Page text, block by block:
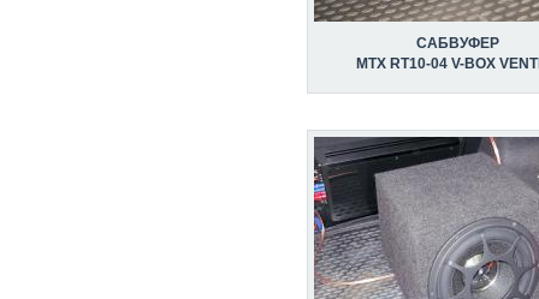
САБВУФЕР
MTX RT10-04 V-BOX